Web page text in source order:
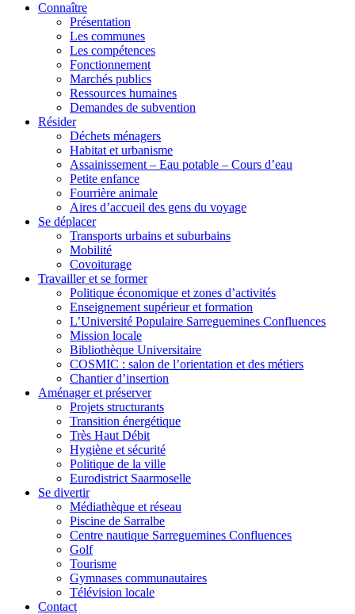
Connaître
Présentation
Les communes
Les compétences
Fonctionnement
Marchés publics
Ressources humaines
Demandes de subvention
Résider
Déchets ménagers
Habitat et urbanisme
Assainissement – Eau potable – Cours d’eau
Petite enfance
Fourrière animale
Aires d’accueil des gens du voyage
Se déplacer
Transports urbains et suburbains
Mobilité
Covoiturage
Travailler et se former
Politique économique et zones d’activités
Enseignement supérieur et formation
L’Université Populaire Sarreguemines Confluences
Mission locale
Bibliothèque Universitaire
COSMIC : salon de l’orientation et des métiers
Chantier d’insertion
Aménager et préserver
Projets structurants
Transition énergétique
Très Haut Débit
Hygiène et sécurité
Politique de la ville
Eurodistrict Saarmoselle
Se divertir
Médiathèque et réseau
Piscine de Sarralbe
Centre nautique Sarreguemines Confluences
Golf
Tourisme
Gymnases communautaires
Télévision locale
Contact